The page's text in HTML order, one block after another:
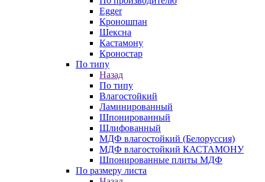
Egger
Кроношпан
Шексна
Кастамону
Кроностар
По типу
Назад
По типу
Влагостойкий
Ламинированный
Шпонированный
Шлифованный
МДФ влагостойкий (Белоруссия)
МДФ влагостойкий КАСТАМОНУ
Шпонированные плиты МДФ
По размеру листа